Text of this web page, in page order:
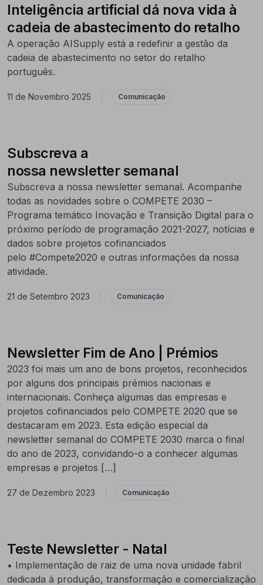
Inteligência artificial dá nova vida à
cadeia de abastecimento do retalho
A operação AISupply está a redefinir a gestão da
cadeia de abastecimento no setor do retalho
português.
11 de Novembro 2025 Comunicação
Subscreva a
nossa newsletter semanal
Subscreva a nossa newsletter semanal. Acompanhe
todas as novidades sobre o COMPETE 2030 –
Programa temático Inovação e Transição Digital para o
próximo período de programação 2021-2027, notícias e
dados sobre projetos cofinanciados
pelo #Compete2020 e outras informações da nossa
atividade.
21 de Setembro 2023 Comunicação
Newsletter Fim de Ano | Prémios
2023 foi mais um ano de bons projetos, reconhecidos
por alguns dos principais prémios nacionais e
internacionais. Conheça algumas das empresas e
projetos cofinanciados pelo COMPETE 2020 que se
destacaram em 2023. Esta edição especial da
newsletter semanal do COMPETE 2030 marca o final
do ano de 2023, convidando-o a conhecer algumas
empresas e projetos […]
27 de Dezembro 2023 Comunicação
Teste Newsletter - Natal
• Implementação de raiz de uma nova unidade fabril
dedicada à produção, transformação e comercialização